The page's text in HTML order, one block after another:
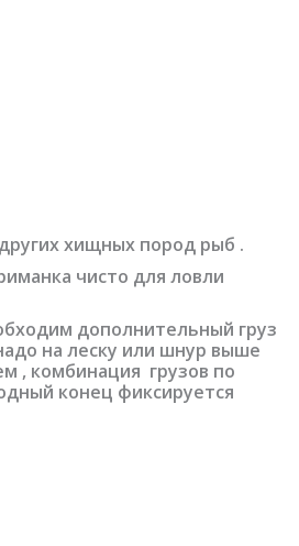
хищных пород рыб .
чисто для ловли
дополнительный груз
на леску или шнур выше
, комбинация грузов по
конец фиксируется